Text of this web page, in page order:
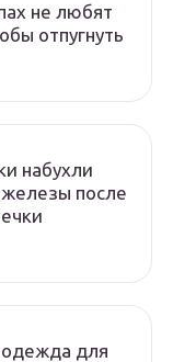
не любят
отпугнуть
набухли
после
одежда для